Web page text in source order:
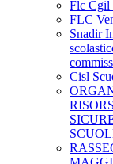
Flc Cgil
FLC
Snadir
Cisl